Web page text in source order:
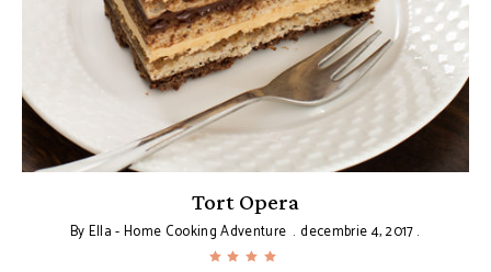
Tort Opera
ByElla - Home Cooking Adventure decembrie 4, 2017